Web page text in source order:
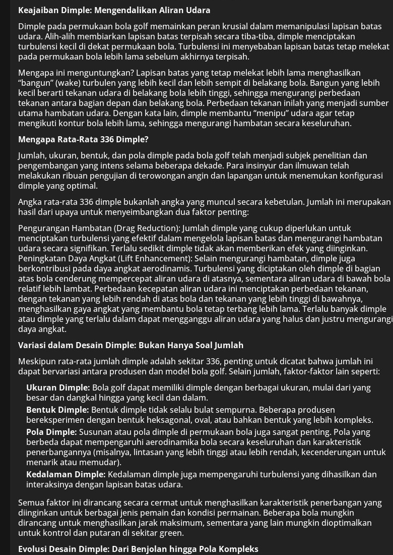
Keajaiban Dimple: Mengendalikan Aliran Udara
Dimple pada permukaan bola golf memainkan peran krusial dalam memanipulasi lapisan batas
udara. Alih-alih membiarkan lapisan batas terpisah secara tiba-tiba, dimple menciptakan
turbulensi kecil di dekat permukaan bola. Turbulensi ini menyebaban lapisan batas tetap melekat
pada permukaan bola lebih lama sebelum akhirnya terpisah.
Mengapa ini menguntungkan? Lapisan batas yang tetap melekat lebih lama menghasilkan
“bangun” (wake) turbulen yang lebih kecil dan lebih sempit di belakang bola. Bangun yang lebih
kecil berarti tekanan udara di belakang bola lebih tinggi, sehingga mengurangi perbedaan
tekanan antara bagian depan dan belakang bola. Perbedaan tekanan inilah yang menjadi sumber
utama hambatan udara. Dengan kata lain, dimple membantu “menipu” udara agar tetap
mengikuti kontur bola lebih lama, sehingga mengurangi hambatan secara keseluruhan.
Mengapa Rata-Rata 336 Dimple?
Jumlah, ukuran, bentuk, dan pola dimple pada bola golf telah menjadi subjek penelitian dan
pengembangan yang intens selama beberapa dekade. Para insinyur dan ilmuwan telah
melakukan ribuan pengujian di terowongan angin dan lapangan untuk menemukan konfigurasi
dimple yang optimal.
Angka rata-rata 336 dimple bukanlah angka yang muncul secara kebetulan. Jumlah ini merupakan
hasil dari upaya untuk menyeimbangkan dua faktor penting:
Pengurangan Hambatan (Drag Reduction): Jumlah dimple yang cukup diperlukan untuk
menciptakan turbulensi yang efektif dalam mengelola lapisan batas dan mengurangi hambatan
udara secara signifikan. Terlalu sedikit dimple tidak akan memberikan efek yang diinginkan.
Peningkatan Daya Angkat (Lift Enhancement): Selain mengurangi hambatan, dimple juga
berkontribusi pada daya angkat aerodinamis. Turbulensi yang diciptakan oleh dimple di bagian
atas bola cenderung mempercepat aliran udara di atasnya, sementara aliran udara di bawah bola
relatif lebih lambat. Perbedaan kecepatan aliran udara ini menciptakan perbedaan tekanan,
dengan tekanan yang lebih rendah di atas bola dan tekanan yang lebih tinggi di bawahnya,
menghasilkan gaya angkat yang membantu bola tetap terbang lebih lama. Terlalu banyak dimple
atau dimple yang terlalu dalam dapat mengganggu aliran udara yang halus dan justru mengurangi
daya angkat.
Variasi dalam Desain Dimple: Bukan Hanya Soal Jumlah
Meskipun rata-rata jumlah dimple adalah sekitar 336, penting untuk dicatat bahwa jumlah ini
dapat bervariasi antara produsen dan model bola golf. Selain jumlah, faktor-faktor lain seperti:
Ukuran Dimple: Bola golf dapat memiliki dimple dengan berbagai ukuran, mulai dari yang
besar dan dangkal hingga yang kecil dan dalam.
Bentuk Dimple: Bentuk dimple tidak selalu bulat sempurna. Beberapa produsen
bereksperimen dengan bentuk heksagonal, oval, atau bahkan bentuk yang lebih kompleks.
Pola Dimple: Susunan atau pola dimple di permukaan bola juga sangat penting. Pola yang
berbeda dapat mempengaruhi aerodinamika bola secara keseluruhan dan karakteristik
penerbangannya (misalnya, lintasan yang lebih tinggi atau lebih rendah, kecenderungan untuk
menarik atau memudar).
Kedalaman Dimple: Kedalaman dimple juga mempengaruhi turbulensi yang dihasilkan dan
interaksinya dengan lapisan batas udara.
Semua faktor ini dirancang secara cermat untuk menghasilkan karakteristik penerbangan yang
diinginkan untuk berbagai jenis pemain dan kondisi permainan. Beberapa bola mungkin
dirancang untuk menghasilkan jarak maksimum, sementara yang lain mungkin dioptimalkan
untuk kontrol dan putaran di sekitar green.
Evolusi Desain Dimple: Dari Benjolan hingga Pola Kompleks